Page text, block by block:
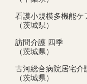
看護小規模多機能ケ
（茨城県）
訪問介護 四季
（茨城県）
古河総合病院居宅介
（茨城県）